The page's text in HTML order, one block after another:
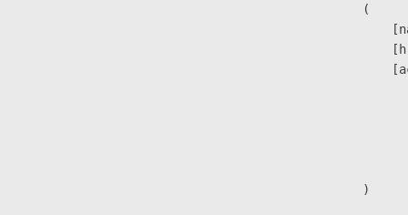
                        (
                        )